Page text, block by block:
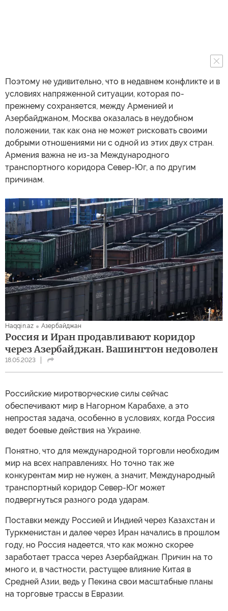
Поэтому не удивительно, что в недавнем конфликте и в
условиях напряженной ситуации, которая по-
прежнему сохраняется, между Арменией и
Азербайджаном, Москва оказалась в неудобном
положении, так как она не может рисковать своими
добрыми отношениями ни с одной из этих двух стран.
Армения важна не из-за Международного
транспортного коридора Север-Юг, а по другим
причинам.
Haqqin.az Азербайджан
Россия и Иран продавливают коридор
через Азербайджан. Вашингтон недоволен
18.05.2023
Российские миротворческие силы сейчас
обеспечивают мир в Нагорном Карабахе, а это
непростая задача, особенно в условиях, когда Россия
ведет боевые действия на Украине.
Понятно, что для международной торговли необходим
мир на всех направлениях. Но точно так же
конкурентам мир не нужен, а значит, Международный
транспортный коридор Север-Юг может
подвергнуться разного рода ударам.
Поставки между Россией и Индией через Казахстан и
Туркменистан и далее через Иран начались в прошлом
году, но Россия надеется, что как можно скорее
заработает трасса через Азербайджан. Причин на то
много и, в частности, растущее влияние Китая в
Средней Азии, ведь у Пекина свои масштабные планы
на торговые трассы в Евразии.